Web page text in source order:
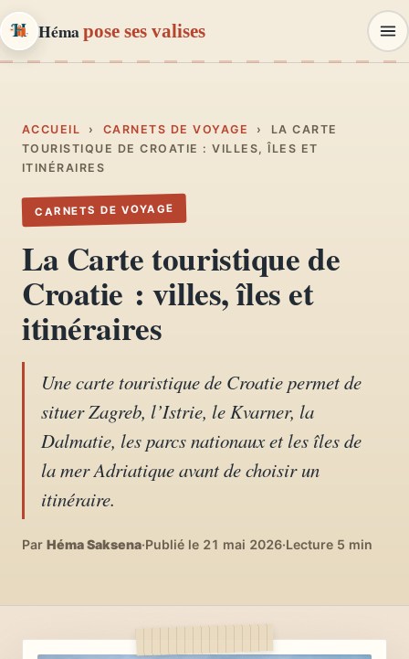
Hémapose ses valises
Récits, road-trips, itinéraires
02 Escapades en France
Provence, Paris, Marseille…
03 Mode et style
04 Lifestyle & déco
Recettes du monde
ACCUEIL › CARNETS DE VOYAGE › LA CARTE
TOURISTIQUE DE CROATIE : VILLES, ÎLES ET
ITINÉRAIRES
CARNETS DE VOYAGE
La Carte touristique de
Croatie : villes, îles et
itinéraires
Une carte touristique de Croatie permet de
situer Zagreb, l’Istrie, le Kvarner, la
Dalmatie, les parcs nationaux et les îles de
la mer Adriatique avant de choisir un
itinéraire.
Par Héma Saksena·Publié le 21 mai 2026·Lecture 5 min